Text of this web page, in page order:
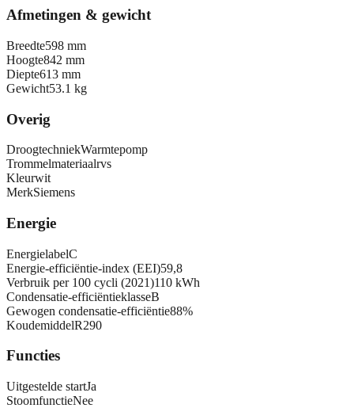
Afmetingen & gewicht
Breedte598 mm
Hoogte842 mm
Diepte613 mm
Gewicht53.1 kg
Overig
DroogtechniekWarmtepomp
Trommelmateriaalrvs
Kleurwit
MerkSiemens
Energie
EnergielabelC
Energie-efficiëntie-index (EEI)59,8
Verbruik per 100 cycli (2021)110 kWh
Condensatie-efficiëntieklasseB
Gewogen condensatie-efficiëntie88%
KoudemiddelR290
Functies
Uitgestelde startJa
StoomfunctieNee